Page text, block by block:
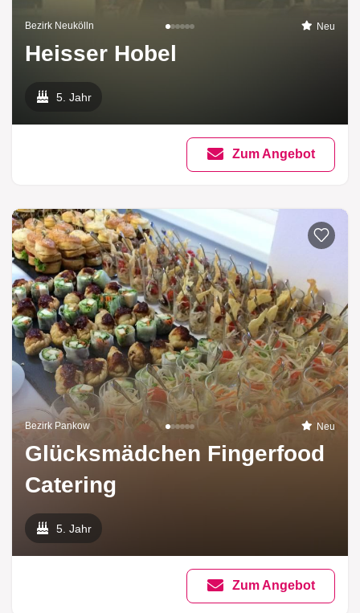
Bezirk Neukölln Neu
Heisser Hobel
5. Jahr
Zum Angebot
Bezirk Pankow Neu
Glücksmädchen Fingerfood
Catering
5. Jahr
Zum Angebot